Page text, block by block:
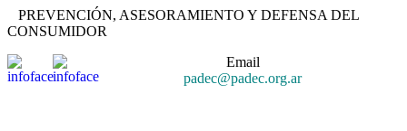
PREVENCIÓN, ASESORAMIENTO Y DEFENSA DEL
CONSUMIDOR
Email
padec@padec.org.ar